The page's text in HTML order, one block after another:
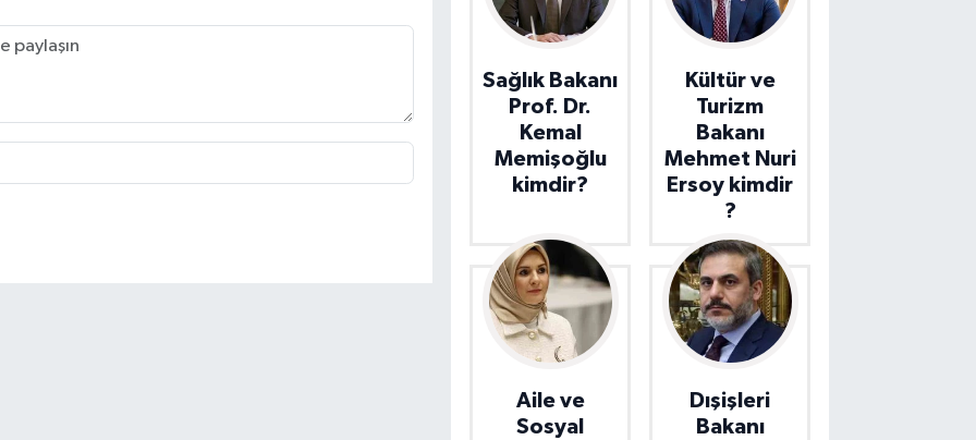
Sağlık Bakanı
Prof. Dr.
Kemal
Memişoğlu
kimdir?
Kültür ve
Turizm
Bakanı
Mehmet Nuri
Ersoy kimdir
?
Aile ve
Sosyal
Dışişleri
Bakanı